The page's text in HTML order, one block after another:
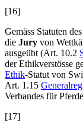
[16]
Gemäss Statuten
die Jury von
ausgeübt (Art. 10.2
der Ethikverstösse
Ethik-Statut von
Art. 1.15
Verbandes für
[17]